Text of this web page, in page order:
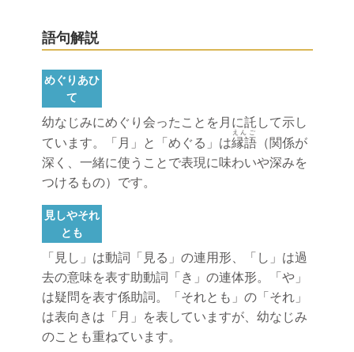
語句解説
めぐりあひ
て
幼なじみにめぐり会ったことを月に託して示し
ています。「月」と「めぐる」は縁語
えんご
（関係が
深く、一緒に使うことで表現に味わいや深みを
つけるもの）です。
見しやそれ
とも
「見し」は動詞「見る」の連用形、「し」は過
去の意味を表す助動詞「き」の連体形。「や」
は疑問を表す係助詞。「それとも」の「それ」
は表向きは「月」を表していますが、幼なじみ
のことも重ねています。